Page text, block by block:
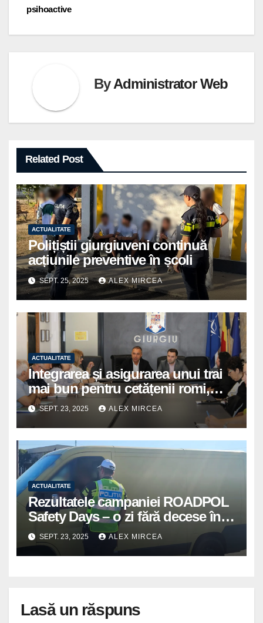
articole
psihoactive
ByAdministrator Web
Related Post
ACTUALITATE
Polițiștii giurgiuveni continuă
acțiunile preventive în școli
SEPT. 25, 2025 ALEX MIRCEA
ACTUALITATE
Integrarea și asigurarea unui trai
mai bun pentru cetățenii romi,
prioritate pentru instituțiile
publice giurgiuvene
SEPT. 23, 2025 ALEX MIRCEA
ACTUALITATE
Rezultatele campaniei ROADPOL
Safety Days – o zi fără decese în
trafic
SEPT. 23, 2025 ALEX MIRCEA
Lasă un răspuns